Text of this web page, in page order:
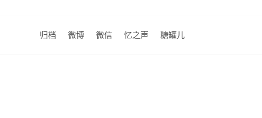
归档 微博 微信 忆之声 糖罐儿